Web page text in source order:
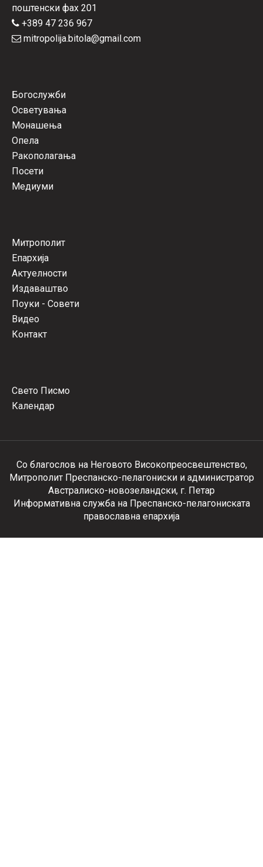
поштенски фах 201
+389 47 236 967
mitropolija.bitola@gmail.com
Богослужби
Осветувања
Монашења
Опела
Ракополагања
Посети
Медиуми
Митрополит
Епархија
Актуелности
Издаваштво
Поуки - Совети
Видео
Контакт
Свето Писмо
Календар
Со благослов на Неговото Високопреосвештенство,
Митрополит Преспанско-пелагониски и администратор
Австралиско-новозеландски, г. Петар
Информативна служба на Преспанско-пелагониската
православна епархија